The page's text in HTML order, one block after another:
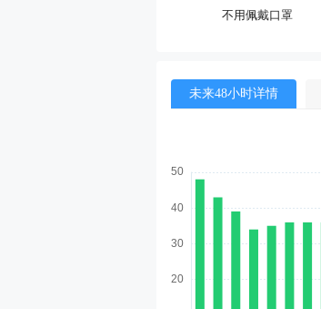
不用佩戴口罩
未来48小时详情